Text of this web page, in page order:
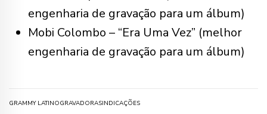
engenharia de gravação para um álbum)
Mobi Colombo – “Era Uma Vez” (melhor
engenharia de gravação para um álbum)
GRAMMY LATINOGRAVADORASINDICAÇÕES